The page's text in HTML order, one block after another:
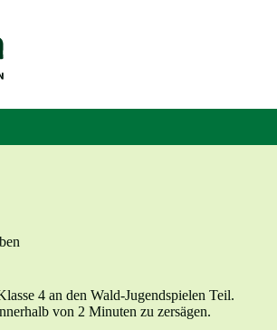
4 an den Wald-Jugendspielen Teil.
von 2 Minuten zu zersägen.